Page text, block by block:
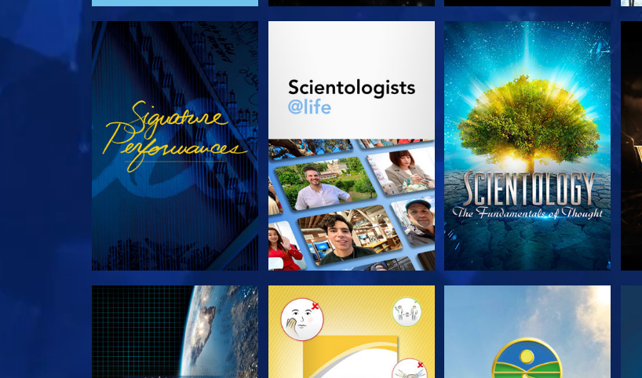
REGARDER REGARDER
DÉCOUVRIR LES SÉRIES DÉCOUVRIR LES SÉRIES